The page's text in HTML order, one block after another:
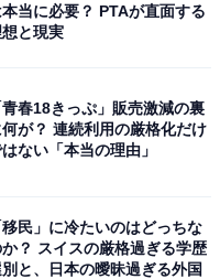
品に出演。その華やか
人が魅了されていま
『どうする家康』では
々役では悪女っぷりが
もがおり、プライベー
本当に必要？ PTAが直面する
と現実
青春18きっぷ」販売激減の裏
何が？ 連続利用の厳格化だけ
ない「本当の理由」
移民」に冷たいのはどっちな
？ スイスの厳格過ぎる学歴
と、日本の曖昧過ぎる外国